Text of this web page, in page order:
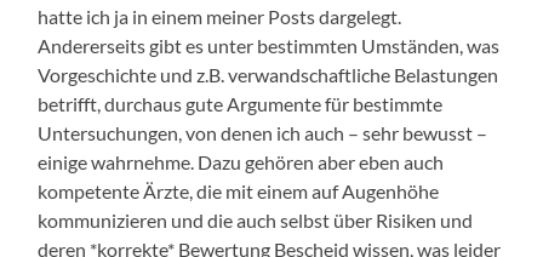
hatte ich ja in einem meiner Posts dargelegt.
Andererseits gibt es unter bestimmten Umständen, was
Vorgeschichte und z.B. verwandschaftliche Belastungen
betrifft, durchaus gute Argumente für bestimmte
Untersuchungen, von denen ich auch – sehr bewusst –
einige wahrnehme. Dazu gehören aber eben auch
kompetente Ärzte, die mit einem auf Augenhöhe
kommunizieren und die auch selbst über Risiken und
deren *korrekte* Bewertung Bescheid wissen, was leider